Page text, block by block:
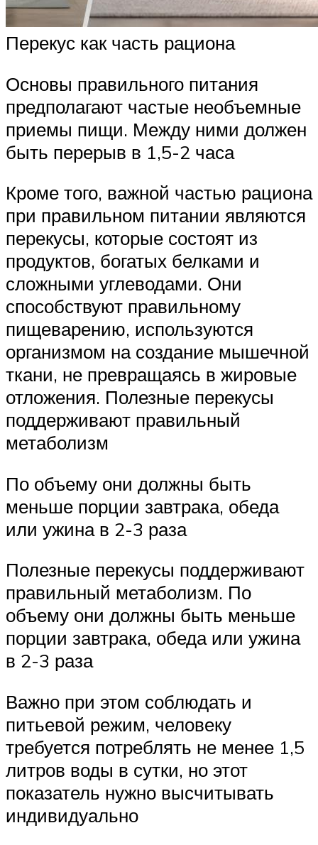
Перекус как часть рациона
Основы правильного питания
предполагают частые необъемные
приемы пищи. Между ними должен
быть перерыв в 1,5-2 часа
Кроме того, важной частью рациона
при правильном питании являются
перекусы, которые состоят из
продуктов, богатых белками и
сложными углеводами. Они
способствуют правильному
пищеварению, используются
организмом на создание мышечной
ткани, не превращаясь в жировые
отложения. Полезные перекусы
поддерживают правильный
метаболизм
По объему они должны быть
меньше порции завтрака, обеда
или ужина в 2-3 раза
Полезные перекусы поддерживают
правильный метаболизм. По
объему они должны быть меньше
порции завтрака, обеда или ужина
в 2-3 раза
Важно при этом соблюдать и
питьевой режим, человеку
требуется потреблять не менее 1,5
литров воды в сутки, но этот
показатель нужно высчитывать
индивидуально